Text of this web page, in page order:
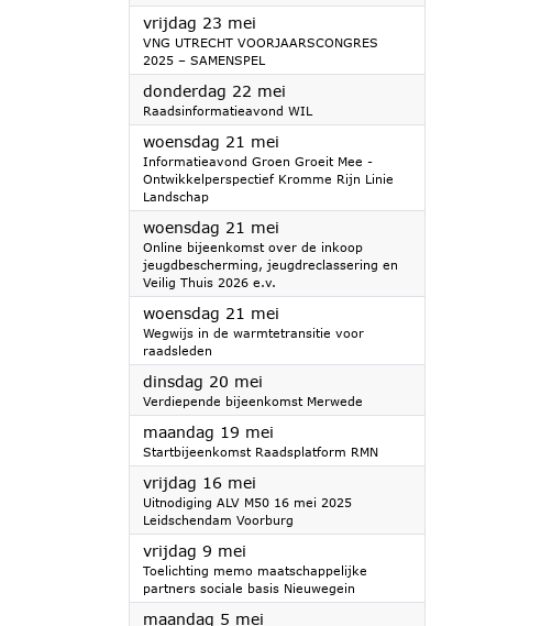
vrijdag 23 mei
VNG UTRECHT VOORJAARSCONGRES
2025 – SAMENSPEL
donderdag 22 mei
Raadsinformatieavond WIL
woensdag 21 mei
Informatieavond Groen Groeit Mee -
Ontwikkelperspectief Kromme Rijn Linie
Landschap
woensdag 21 mei
Online bijeenkomst over de inkoop
jeugdbescherming, jeugdreclassering en
Veilig Thuis 2026 e.v.
woensdag 21 mei
Wegwijs in de warmtetransitie voor
raadsleden
dinsdag 20 mei
Verdiepende bijeenkomst Merwede
maandag 19 mei
Startbijeenkomst Raadsplatform RMN
vrijdag 16 mei
Uitnodiging ALV M50 16 mei 2025
Leidschendam Voorburg
vrijdag 9 mei
Toelichting memo maatschappelijke
partners sociale basis Nieuwegein
maandag 5 mei